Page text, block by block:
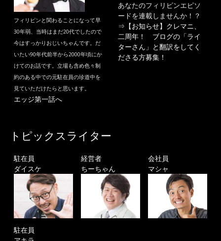
フィリピンと関わることになって早
30年弱、当時はまだ20代でしたので
今はすっかりおじいちゃんです。だ
いたい90年代前半から2000年頃にか
けてのお話です。立場も含め色々制
約のある中での元駐在員の珍道中を
見ていただけたらと思います。
エッジ第一話へ
あなたのフィリピンエピソ
ードを連載しませんか！？
⇒ 【お知らせ】クレマニ、
二周年！ ブログの「ライ
ターさん」と翻訳をしてく
ださる方募集！
トピックスライター
駐在員
ダイスケ
経営者
ちーちゃん
会社員
マシャ
駐在員